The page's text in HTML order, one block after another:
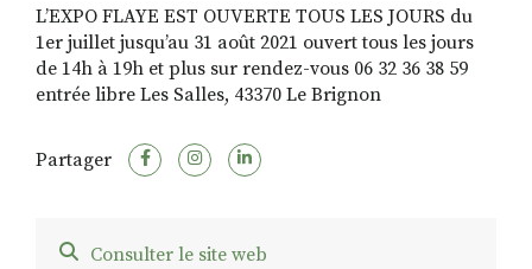
S'INSCRIRE À LA NEWSLETTER
L’EXPO FLAYE EST OUVERTE TOUS LES JOURS du
1er juillet jusqu’au 31 août 2021 ouvert tous les jours
de 14h à 19h et plus sur rendez-vous 06 32 36 38 59
entrée libre Les Salles, 43370 Le Brignon
Partager
Consulter le site web